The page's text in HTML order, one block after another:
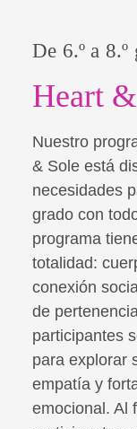
Heart
De 6.º a 8.º
Nuestro
& Sole está
necesidades
grado con
programa
totalidad:
conexión
de
participantes
para explorar
empatía y
emocional. Al